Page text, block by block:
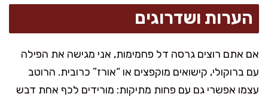
הערות ושדרוגים
אם אתם רוצים גרסה דל פחמימות, אני מגישה את הפילה
עם ברוקולי, קישואים מוקפצים או “אורז” כרובית. הרוטב
עצמו אפשרי גם עם פחות מתיקות: מורידים לכף אחת דבש